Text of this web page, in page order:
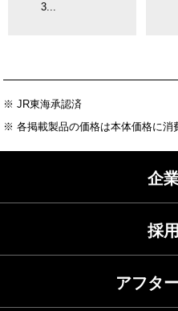
3...
※ JR東海承認済
※ 各掲載製品の価格は本体価格に消
企
採
アフタ